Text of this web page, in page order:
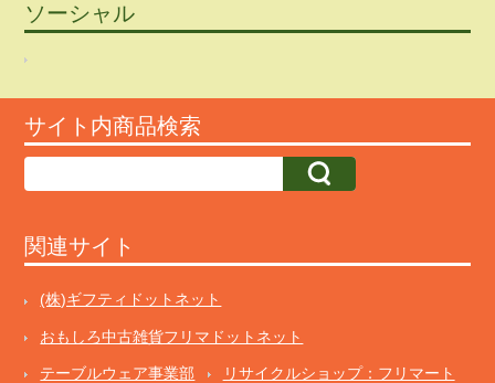
ソーシャル
サイト内商品検索
関連サイト
(株)ギフティドットネット
おもしろ中古雑貨フリマドットネット
テーブルウェア事業部 リサイクルショップ：フリマート